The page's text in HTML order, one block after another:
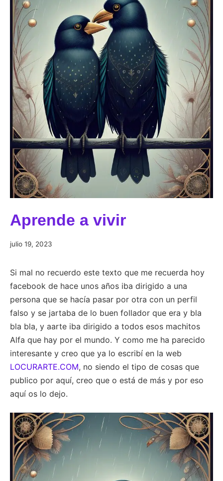
Aprende a vivir
julio 19, 2023
Si mal no recuerdo este texto que me recuerda hoy
facebook de hace unos años iba dirigido a una
persona que se hacía pasar por otra con un perfil
falso y se jartaba de lo buen follador que era y bla
bla bla, y aarte iba dirigido a todos esos machitos
Alfa que hay por el mundo. Y como me ha parecido
interesante y creo que ya lo escribí en la web
LOCURARTE.COM, no siendo el tipo de cosas que
publico por aquí, creo que o está de más y por eso
aquí os lo dejo.